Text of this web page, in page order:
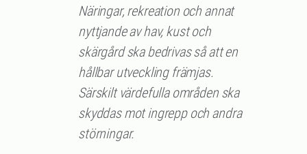
Näringar, rekreation och annat
nyttjande av hav, kust och
skärgård ska bedrivas så att en
hållbar utveckling främjas.
Särskilt värdefulla områden ska
skyddas mot ingrepp och andra
störningar.